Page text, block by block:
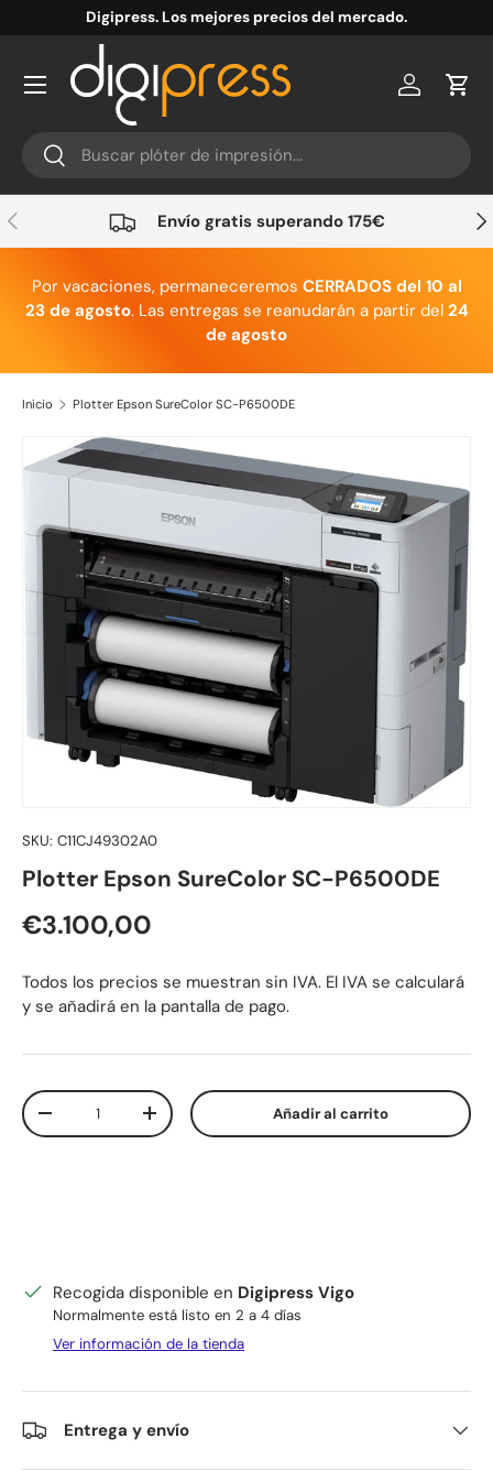
Ir al contenido
Digipress. Los mejores precios del mercado.
Buscar
Buscar
Cuenta
Anterior Envío gratis superando 175€
Por vacaciones, permaneceremos CERRADOS del 10 al
23 de agosto. Las entregas se reanudarán a partir del 24
de agosto
Inicio Plotter Epson SureColor SC-P6500DE
Ir directamente a la información del producto
SKU: C11CJ49302A0
Plotter Epson SureColor SC-P6500DE
Precio normal
€3.100,00
Todos los precios se muestran sin IVA. El IVA se calculará
y se añadirá en la pantalla de pago.
Cant.
Disminuir cantidadAumentar la cantidadAñadir al carrito
Recogida disponible en Digipress Vigo
Normalmente está listo en 2 a 4 días
Ver información de la tienda
Entrega y envío